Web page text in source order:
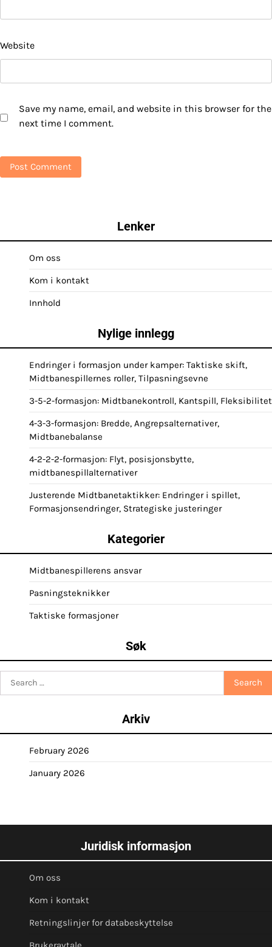
Website
Save my name, email, and website in this browser for the
next time I comment.
Lenker
Om oss
Kom i kontakt
Innhold
Nylige innlegg
Endringer i formasjon under kamper: Taktiske skift,
Midtbanespillernes roller, Tilpasningsevne
3-5-2-formasjon: Midtbanekontroll, Kantspill, Fleksibilitet
4-3-3-formasjon: Bredde, Angrepsalternativer,
Midtbanebalanse
4-2-2-2-formasjon: Flyt, posisjonsbytte,
midtbanespillalternativer
Justerende Midtbanetaktikker: Endringer i spillet,
Formasjonsendringer, Strategiske justeringer
Kategorier
Midtbanespillerens ansvar
Pasningsteknikker
Taktiske formasjoner
Søk
Arkiv
February 2026
January 2026
Juridisk informasjon
Om oss
Kom i kontakt
Retningslinjer for databeskyttelse